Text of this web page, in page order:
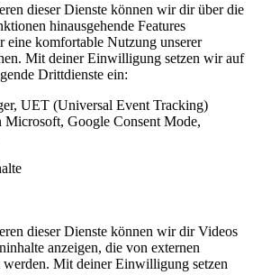
dieser Dienste können wir dir über die
hinausgehende Features
eine komfortable Nutzung unserer
Mit deiner Einwilligung setzen wir auf
Drittdienste ein:
UET (Universal Event Tracking)
Microsoft, Google Consent Mode,
dieser Dienste können wir dir Videos
anzeigen, die von externen
werden. Mit deiner Einwilligung setzen